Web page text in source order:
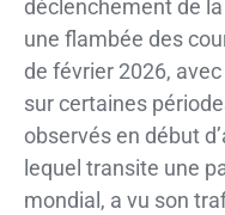
déclenchement de la
une flambée des
de février 2026,
sur certaines
observés en début
lequel transite une
mondial, a vu son